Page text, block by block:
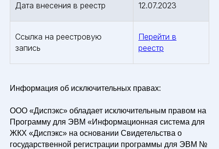
Дата внесения в реестр 12.07.2023
Ссылка на реестровую
запись
Перейти в
реестр
Информация об исключительных правах:
ООО «Диспэкс» обладает исключительным правом на
Программу для ЭВМ «Информационная система для
ЖКХ «Диспэкс» на основании Свидетельства о
государственной регистрации программы для ЭВМ №